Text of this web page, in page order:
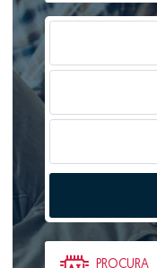
PROCURA